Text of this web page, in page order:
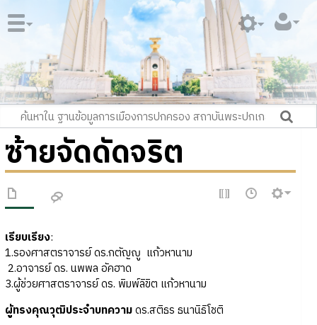
ซ้ายจัดดัดจริต
เรียบเรียง:
1.รองศาสตราจารย์ ดร.กตัญญู แก้วหานาม
2.อาจารย์ ดร. นพพล อัคฮาด
3.ผู้ช่วยศาสตราจารย์ ดร. พิมพ์ลิขิต แก้วหานาม
ผู้ทรงคุณวุฒิประจำบทความดร.สติธร ธนานิธิโชติ